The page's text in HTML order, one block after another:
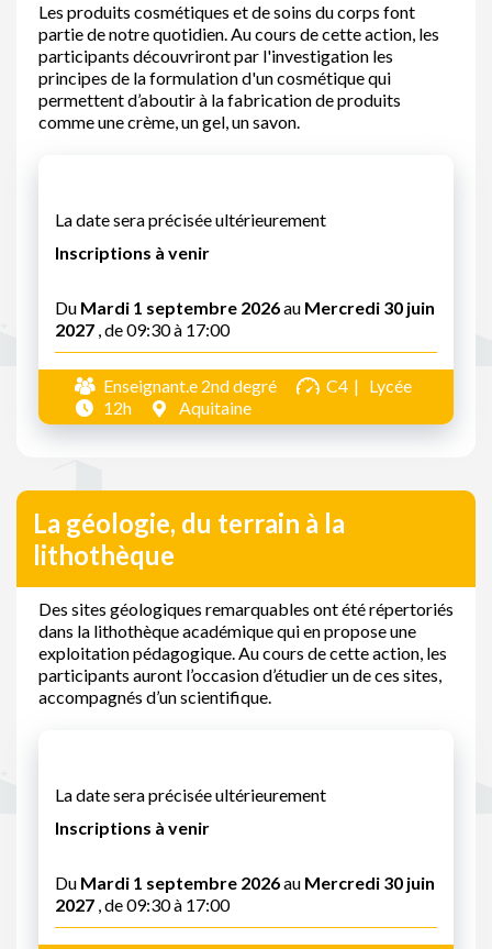
Les produits cosmétiques et de soins du corps font
partie de notre quotidien. Au cours de cette action, les
participants découvriront par l'investigation les
principes de la formulation d'un cosmétique qui
permettent d’aboutir à la fabrication de produits
comme une crème, un gel, un savon.
La date sera précisée ultérieurement
Inscriptions à venir
Du Mardi 1 septembre 2026au Mercredi 30 juin
2027 , de 09:30 à 17:00
Enseignant.e 2nd degré C4
Lycée
12h
Aquitaine
La géologie, du terrain à la
lithothèque
Des sites géologiques remarquables ont été répertoriés
dans la lithothèque académique qui en propose une
exploitation pédagogique. Au cours de cette action, les
participants auront l’occasion d’étudier un de ces sites,
accompagnés d’un scientifique.
La date sera précisée ultérieurement
Inscriptions à venir
Du Mardi 1 septembre 2026au Mercredi 30 juin
2027 , de 09:30 à 17:00